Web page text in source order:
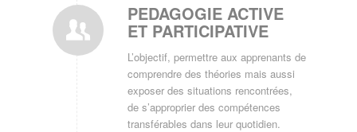
PEDAGOGIE ACTIVE
ET PARTICIPATIVE
L’objectif, permettre aux apprenants de
comprendre des théories mais aussi
exposer des situations rencontrées,
de s’approprier des compétences
transférables dans leur quotidien.